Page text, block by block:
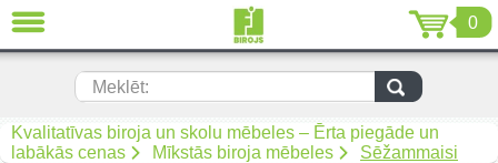
0
Meklēt:
Kvalitatīvas biroja un skolu mēbeles – Ērta piegāde un
labākās cenas
Mīkstās biroja mēbeles Sēžammaisi
AIZVĒRT
EN RU
Biroja mēbeles (299)